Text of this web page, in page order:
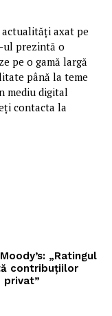
axat pe
ul prezintă o
pe o gamă largă
până la teme
mediu digital
contacta la
„Ratingul
contribuțiilor